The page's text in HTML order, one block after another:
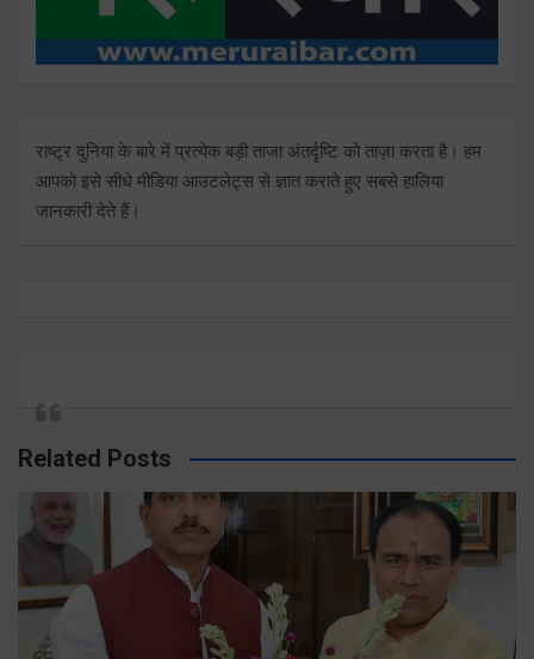
राष्ट्र दुनिया के बारे में प्रत्येक बड़ी ताजा अंतर्दृष्टि को ताज़ा करता है। हम
आपको इसे सीधे मीडिया आउटलेट्स से ज्ञात कराते हुए सबसे हालिया
जानकारी देते हैं।
Related Posts